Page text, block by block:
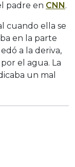
padre en CNN .
cuando ella se
en la parte
a la deriva,
el agua. La
un mal